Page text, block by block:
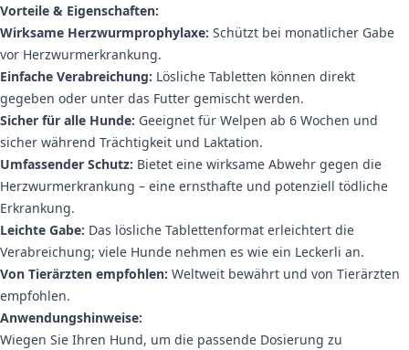
Vorteile & Eigenschaften:
Wirksame Herzwurmprophylaxe: Schützt bei monatlicher Gabe
vor Herzwurmerkrankung.
Einfache Verabreichung: Lösliche Tabletten können direkt
gegeben oder unter das Futter gemischt werden.
Sicher für alle Hunde: Geeignet für Welpen ab 6 Wochen und
sicher während Trächtigkeit und Laktation.
Umfassender Schutz: Bietet eine wirksame Abwehr gegen die
Herzwurmerkrankung – eine ernsthafte und potenziell tödliche
Erkrankung.
Leichte Gabe: Das lösliche Tablettenformat erleichtert die
Verabreichung; viele Hunde nehmen es wie ein Leckerli an.
Von Tierärzten empfohlen: Weltweit bewährt und von Tierärzten
empfohlen.
Anwendungshinweise:
Wiegen Sie Ihren Hund, um die passende Dosierung zu